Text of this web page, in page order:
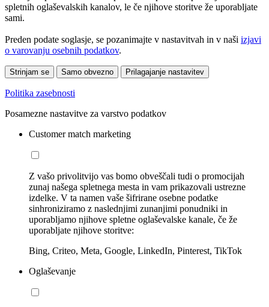
spletnih oglaševalskih kanalov, le če njihove storitve že uporabljate
sami.
Preden podate soglasje, se pozanimajte v nastavitvah in v naši izjavi
o varovanju osebnih podatkov.
Strinjam se Samo obvezno Prilagajanje nastavitev
Politika zasebnosti
Posamezne nastavitve za varstvo podatkov
Customer match marketing
Z vašo privolitvijo vas bomo obveščali tudi o promocijah
zunaj našega spletnega mesta in vam prikazovali ustrezne
izdelke. V ta namen vaše šifrirane osebne podatke
sinhroniziramo z naslednjimi zunanjimi ponudniki in
uporabljamo njihove spletne oglaševalske kanale, če že
uporabljate njihove storitve:
Bing, Criteo, Meta, Google, LinkedIn, Pinterest, TikTok
Oglaševanje